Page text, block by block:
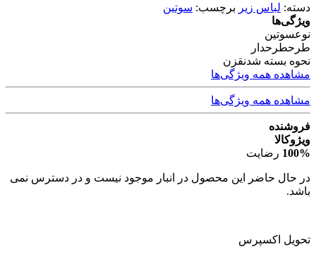
دسته: لباس زیر برچسب: سوتین
ویژگی‌ها
نوعسوتین
طرحطرحدار
نحوه بسته شدنقزن
مشاهده همه ویژگی‌ها
مشاهده همه ویژگی‌ها
فروشنده
ویژوکالا
100% رضایت
در حال حاضر این محصول در انبار موجود نیست و در دسترس نمی
باشد.
تحویل اکسپرس